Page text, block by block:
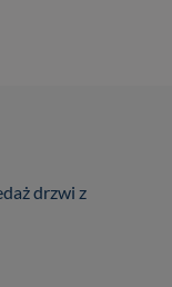
drzwi z